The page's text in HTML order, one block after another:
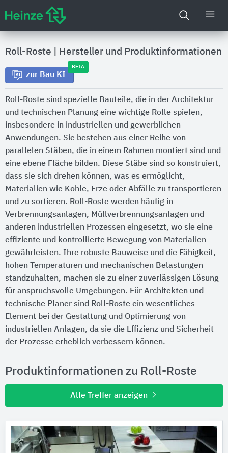
Roll-Roste Hersteller und Produktinformationen
zur Bau KI
BETA
Roll-Roste sind spezielle Bauteile, die in der Architektur
und technischen Planung eine wichtige Rolle spielen,
insbesondere in industriellen und gewerblichen
Anwendungen. Sie bestehen aus einer Reihe von
parallelen Stäben, die in einem Rahmen montiert sind und
eine ebene Fläche bilden. Diese Stäbe sind so konstruiert,
dass sie sich drehen können, was es ermöglicht,
Materialien wie Kohle, Erze oder Abfälle zu transportieren
und zu sortieren. Roll-Roste werden häufig in
Verbrennungsanlagen, Müllverbrennungsanlagen und
anderen industriellen Prozessen eingesetzt, wo sie eine
effiziente und kontrollierte Bewegung von Materialien
gewährleisten. Ihre robuste Bauweise und die Fähigkeit,
hohen Temperaturen und mechanischen Belastungen
standzuhalten, machen sie zu einer zuverlässigen Lösung
für anspruchsvolle Umgebungen. Für Architekten und
technische Planer sind Roll-Roste ein wesentliches
Element bei der Gestaltung und Optimierung von
industriellen Anlagen, da sie die Effizienz und Sicherheit
der Prozesse erheblich verbessern können.
Produktinformationen zu Roll-Roste
Alle Treffer anzeigen